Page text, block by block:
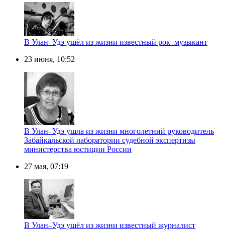
В Улан–Удэ ушёл из жизни известный рок–музыкант
23 июня, 10:52
В Улан–Удэ ушла из жизни многолетний руководитель
Забайкальской лаборатории судебной экспертизы
министерства юстиции России
27 мая, 07:19
В Улан–Удэ ушёл из жизни известный журналист